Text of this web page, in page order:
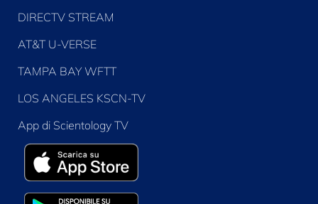
DIRECTV STREAM
AT&T U-VERSE
TAMPA BAY WFTT
LOS ANGELES KSCN-TV
App di Scientology TV